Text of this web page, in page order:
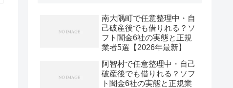
南大隅町で任意整理中・自
己破産後でも借りれる？ソ
フト闇金6社の実態と正規
業者5選【2026年最新】
阿智村で任意整理中・自己
破産後でも借りれる？ソフ
ト闇金6社の実態と正規業